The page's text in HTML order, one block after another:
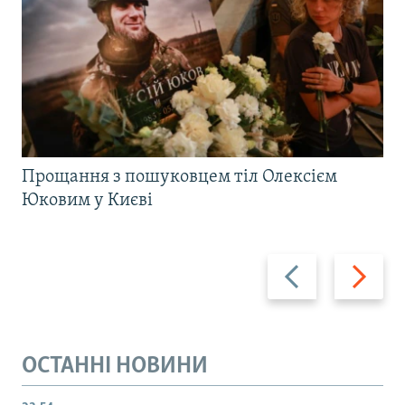
Назад Вперед
Прощання з пошуковцем тіл Олексієм
Юковим у Києві
ОСТАННІ НОВИНИ